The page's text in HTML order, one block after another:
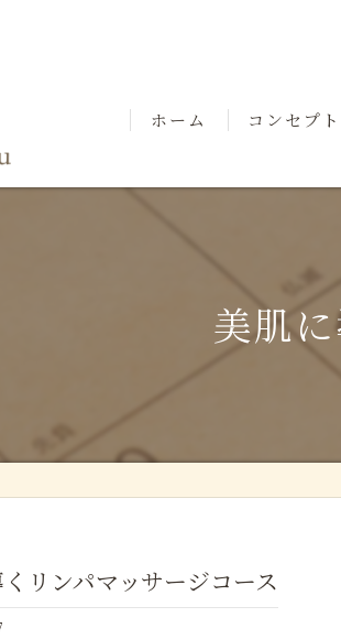
ホーム コンセプト
美肌
リンパマッサージコース